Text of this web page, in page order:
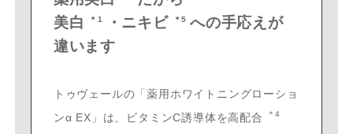
美白
＊1 ・ニキビ ＊5 への手応えが
違います
トゥヴェールの「薬用ホワイトニングローショ
ンα EX」は、ビタミンC誘導体を高配合
＊4